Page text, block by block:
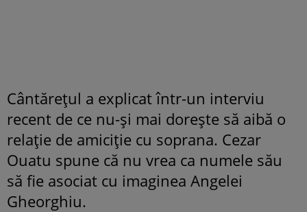
Cântărețul a explicat într-un interviu
recent de ce nu-și mai dorește să aibă o
relație de amiciție cu soprana. Cezar
Ouatu spune că nu vrea ca numele său
să fie asociat cu imaginea Angelei
Gheorghiu.